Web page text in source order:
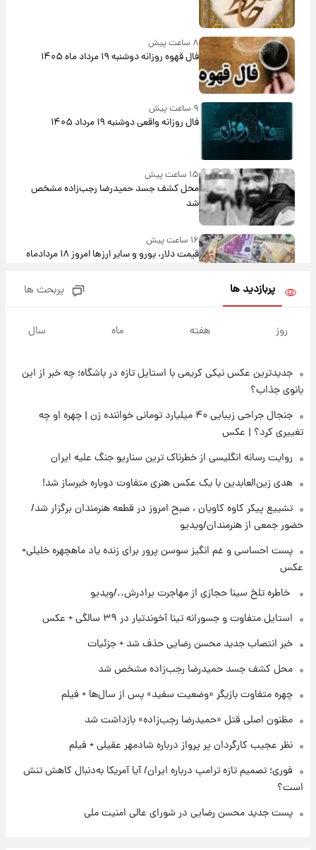
۸ ساعت پیش
فال قهوه روزانه دوشنبه ۱۹ مرداد ماه ۱۴۰۵
فال روزانه واقعی دوشنبه ۱۹ مرداد ۱۴۰۵
۱۵ ساعت پیش
محل کشف جسد حمیدرضا رجب‌زاده مشخص
شد
۱۶ ساعت پیش
قیمت دلار، یورو و سایر ارزها امروز ۱۸ مردادماه
جدول
۱۵ ساعت پیش
زمان برگزاری دربی ۱۰۷ اعلام شد؟
۱۹ ساعت پیش
خبر انتصاب جدید محسن رضایی حذف شد +
جزئیات
ملی
آتش‌سوزی در لوناپارک شیراز؛ آخرین وضعیت
خزندگان خطرناک پس از حادثه
پربازدید ها پربحث ها
روز هفته ماه سال
جدیدترین عکس نیکی کریمی با استایل تازه در باشگاه؛ چه خبر از این
بانوی جذاب؟
جنجال جراحی زیبایی ۴۰ میلیارد تومانی خواننده زن | چهره او چه
تغییری کرد؟ | عکس
روایت رسانه انگلیسی از خطرناک ترین سناریو جنگ علیه ایران
هدی زین‌العابدین با یک عکس هنری متفاوت دوباره خبرساز شد!
تشییع پیکر کاوه کاویان ، صبح امروز در قطعه هنرمندان برگزار شد/
حضور جمعی از هنرمندان/ویدیو
پست احساسی و غم انگیز سوسن پرور برای زنده یاد ماهچهره خلیلی+
عکس
⁨ خاطره تلخ سینا حجازی از مهاجرت برادرش../ویدیو
استایل متفاوت و جسورانه تینا آخوندتبار در ۳۹ سالگی + عکس
خبر انتصاب جدید محسن رضایی حذف شد + جزئیات
محل کشف جسد حمیدرضا رجب‌زاده مشخص شد
چهره متفاوت بازیگر «وضعیت سفید» پس از سال‌ها + فیلم
مظنون اصلی قتل «حمیدرضا رجب‌زاده» بازداشت شد
نظر عجیب کارگردان پر پرواز درباره شادمهر عقیلی + فیلم
فوری؛ تصمیم تازه ترامپ درباره ایران/ آیا آمریکا به‌دنبال کاهش تنش
است؟
پست جدید محسن رضایی در شورای عالی امنیت ملی